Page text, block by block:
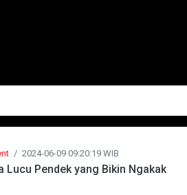
/ 2024-06-09 09:20:19 WIB
Lucu Pendek yang Bikin Ngakak